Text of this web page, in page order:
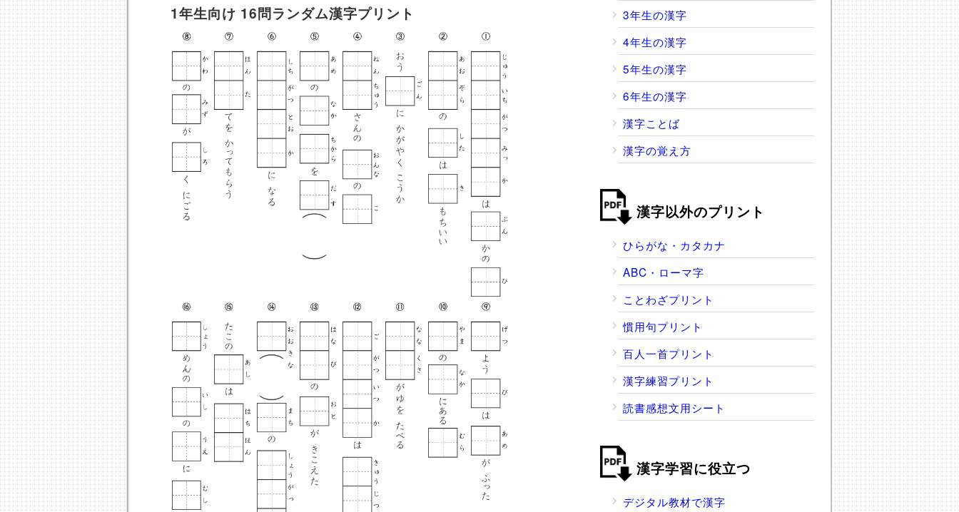
3年生の漢字
4年生の漢字
5年生の漢字
6年生の漢字
漢字ことば
漢字の覚え方
漢字以外のプリント
ひらがな・カタカナ
ABC・ローマ字
ことわざプリント
慣用句プリント
百人一首プリント
漢字練習プリント
読書感想文用シート
漢字学習に役立つ
デジタル教材で漢字
1年生向け 16問ランダム漢字プリント